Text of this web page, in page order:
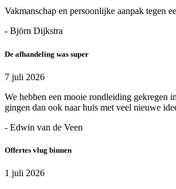
Vakmanschap en persoonlijke aanpak tegen
- Björn Dijkstra
De afhandeling was super
7 juli 2026
We hebben een mooie rondleiding gekregen
gingen dan ook naar huis met veel nieuwe
- Edwin van de Veen
Offertes vlug binnen
1 juli 2026